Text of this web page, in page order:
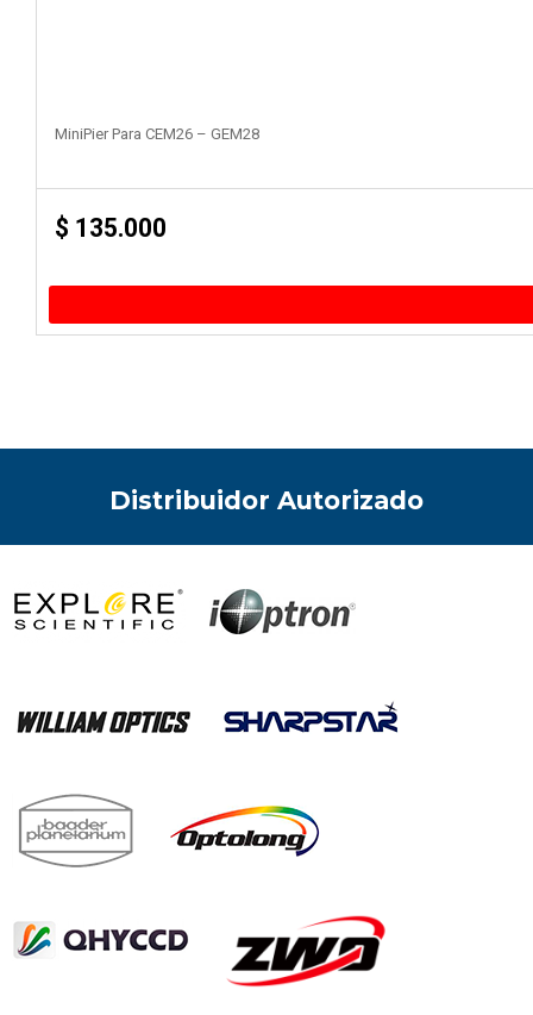
MiniPier Para CEM26 – GEM28
$ 135.000
Distribuidor Autorizado